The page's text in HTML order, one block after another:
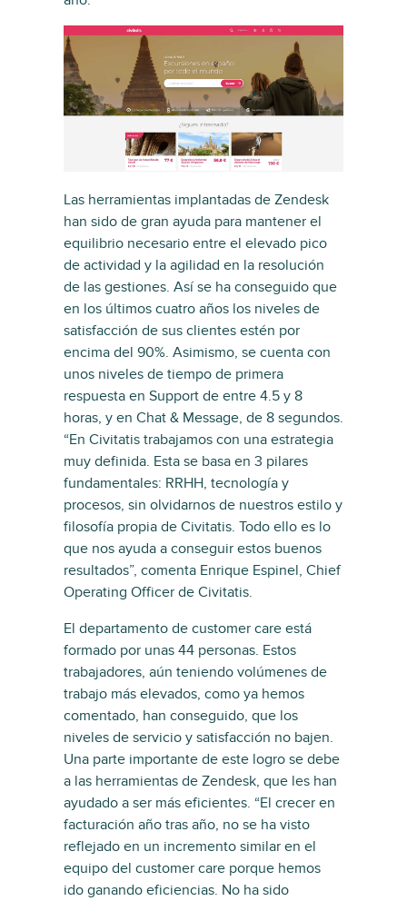
Las herramientas implantadas de Zendesk
han sido de gran ayuda para mantener el
equilibrio necesario entre el elevado pico
de actividad y la agilidad en la resolución
de las gestiones. Así se ha conseguido que
en los últimos cuatro años los niveles de
satisfacción de sus clientes estén por
encima del 90%. Asimismo, se cuenta con
unos niveles de tiempo de primera
respuesta en Support de entre 4.5 y 8
horas, y en Chat & Message, de 8 segundos.
“En Civitatis trabajamos con una estrategia
muy definida. Esta se basa en 3 pilares
fundamentales: RRHH, tecnología y
procesos, sin olvidarnos de nuestros estilo y
filosofía propia de Civitatis. Todo ello es lo
que nos ayuda a conseguir estos buenos
resultados”, comenta Enrique Espinel, Chief
Operating Officer de Civitatis.
El departamento de customer care está
formado por unas 44 personas. Estos
trabajadores, aún teniendo volúmenes de
trabajo más elevados, como ya hemos
comentado, han conseguido, que los
niveles de servicio y satisfacción no bajen.
Una parte importante de este logro se debe
a las herramientas de Zendesk, que les han
ayudado a ser más eficientes. “El crecer en
facturación año tras año, no se ha visto
reflejado en un incremento similar en el
equipo del customer care porque hemos
ido ganando eficiencias. No ha sido